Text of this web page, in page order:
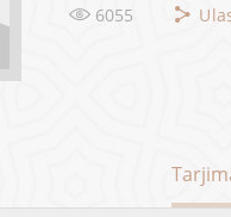
6055